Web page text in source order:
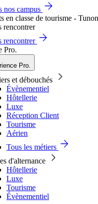
nos campus
rencontrer
rencontrer
Pro.
Pro.
et débouchés
Évènementiel
Hôtellerie
Luxe
Réception Client
Tourisme
Aérien
Tous les métiers
d'alternance
Hôtellerie
Luxe
Tourisme
Évènementiel